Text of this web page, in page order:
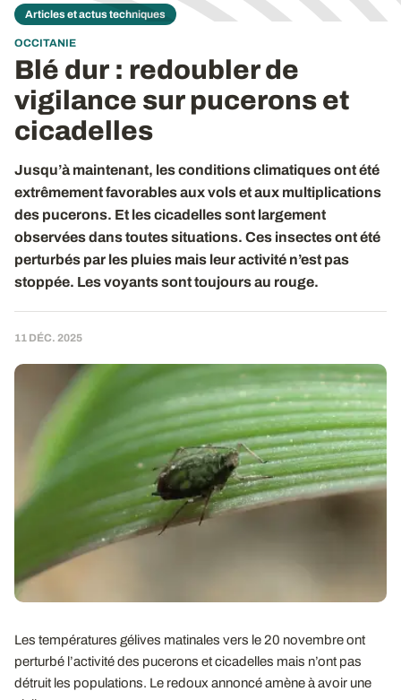
Articles et actus techniques
OCCITANIE
Blé dur : redoubler de
vigilance sur pucerons et
cicadelles
Jusqu’à maintenant, les conditions climatiques ont été
extrêmement favorables aux vols et aux multiplications
des pucerons. Et les cicadelles sont largement
observées dans toutes situations. Ces insectes ont été
perturbés par les pluies mais leur activité n’est pas
stoppée. Les voyants sont toujours au rouge.
11 DÉC. 2025
Les températures gélives matinales vers le 20 novembre ont
perturbé l’activité des pucerons et cicadelles mais n’ont pas
détruit les populations. Le redoux annoncé amène à avoir une